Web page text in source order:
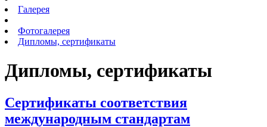
Галерея
Фотогалерея
Дипломы, сертификаты
Дипломы, сертификаты
Сертификаты соответствия
международным стандартам